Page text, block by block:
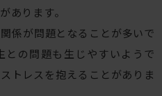
あります。
係が問題となることが多いで
との問題も生じやすいようで
トレスを抱えることがありま